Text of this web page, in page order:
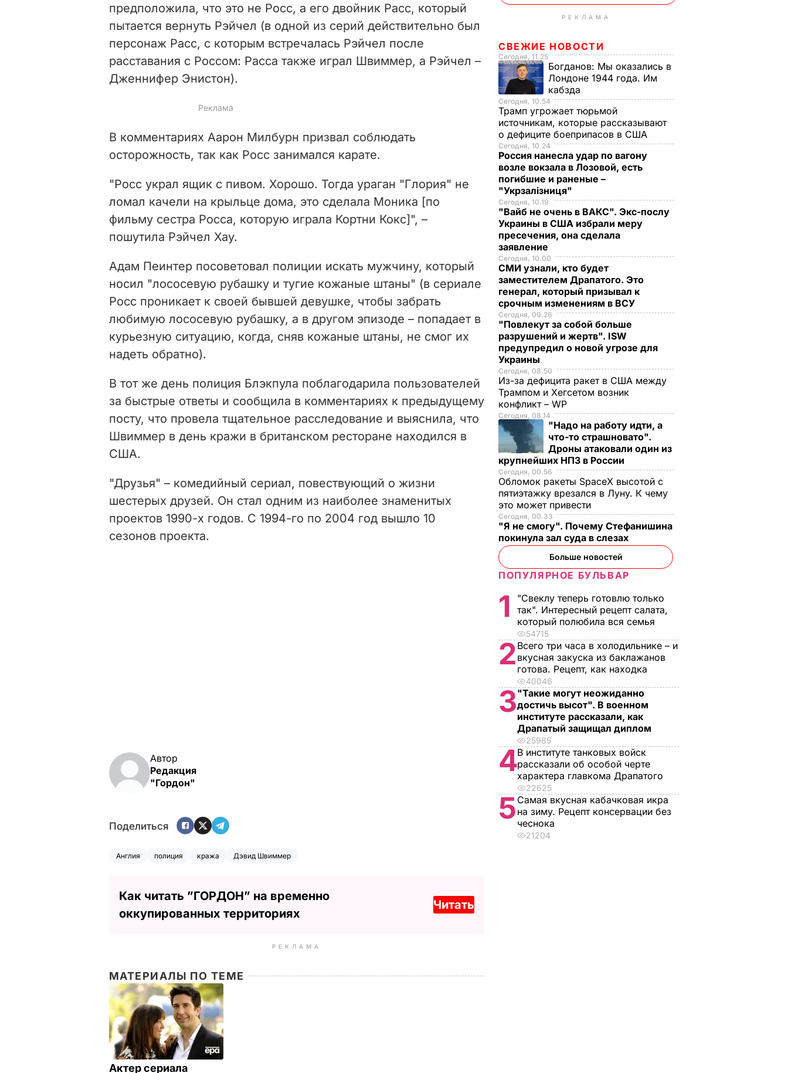
предположила, что это не Росс, а его двойник Расс, который
пытается вернуть Рэйчел (в одной из серий действительно был
персонаж Расс, с которым встречалась Рэйчел после
расставания с Россом: Расса также играл Швиммер, а Рэйчел –
Дженнифер Энистон).
В комментариях Аарон Милбурн призвал соблюдать
осторожность, так как Росс занимался карате.
"Росс украл ящик с пивом. Хорошо. Тогда ураган "Глория" не
ломал качели на крыльце дома, это сделала Моника [по
фильму сестра Росса, которую играла Кортни Кокс]", –
пошутила Рэйчел Хау.
Адам Пеинтер посоветовал полиции искать мужчину, который
носил "лососевую рубашку и тугие кожаные штаны" (в сериале
Росс проникает к своей бывшей девушке, чтобы забрать
любимую лососевую рубашку, а в другом эпизоде – попадает в
курьезную ситуацию, когда, сняв кожаные штаны, не смог их
надеть обратно).
В тот же день полиция Блэкпула поблагодарила пользователей
за быстрые ответы и сообщила в комментариях к предыдущему
посту, что провела тщательное расследование и выяснила, что
Швиммер в день кражи в британском ресторане находился в
США.
"Друзья" – комедийный сериал, повествующий о жизни
шестерых друзей. Он стал одним из наиболее знаменитых
проектов 1990-х годов. С 1994-го по 2004 год вышло 10
сезонов проекта.
Автор
Редакция
"Гордон"
Поделиться
Англия полиция кража Дэвид Швиммер
Как читать ”ГОРДОН” на временно
оккупированных территориях
Читать
РЕКЛАМА
МАТЕРИАЛЫ ПО ТЕМЕ
Актер сериала
РЕКЛАМА
СВЕЖИЕ НОВОСТИ
Сегодня, 11.25
Богданов: Мы оказались в
Лондоне 1944 года. Им
кабзда
Сегодня, 10.54
Трамп угрожает тюрьмой
источникам, которые рассказывают
о дефиците боеприпасов в США
Сегодня, 10.24
Россия нанесла удар по вагону
возле вокзала в Лозовой, есть
погибшие и раненые –
"Укрзалізниця"
Сегодня, 10.19
"Вайб не очень в ВАКС". Экс-послу
Украины в США избрали меру
пресечения, она сделала
заявление
Сегодня, 10.00
СМИ узнали, кто будет
заместителем Драпатого. Это
генерал, который призывал к
срочным изменениям в ВСУ
Сегодня, 09.26
"Повлекут за собой больше
разрушений и жертв". ISW
предупредил о новой угрозе для
Украины
Сегодня, 08.50
Из-за дефицита ракет в США между
Трампом и Хегсетом возник
конфликт – WP
Сегодня, 08.14
"Надо на работу идти, а
что-то страшновато".
Дроны атаковали один из
крупнейших НПЗ в России
Сегодня, 00.56
Обломок ракеты SpaceX высотой с
пятиэтажку врезался в Луну. К чему
это может привести
Сегодня, 00.33
"Я не смогу". Почему Стефанишина
покинула зал суда в слезах
Больше новостей
ПОПУЛЯРНОЕ БУЛЬВАР
1
"Свеклу теперь готовлю только
так". Интересный рецепт салата,
который полюбила вся семья
54715
2 Всего три часа в холодильнике – и
вкусная закуска из баклажанов
готова. Рецепт, как находка
40046
3"Такие могут неожиданно
достичь высот". В военном
институте рассказали, как
Драпатый защищал диплом
25985
4В институте танковых войск
рассказали об особой черте
характера главкома Драпатого
22625
5 Самая вкусная кабачковая икра
на зиму. Рецепт консервации без
чеснока
21204